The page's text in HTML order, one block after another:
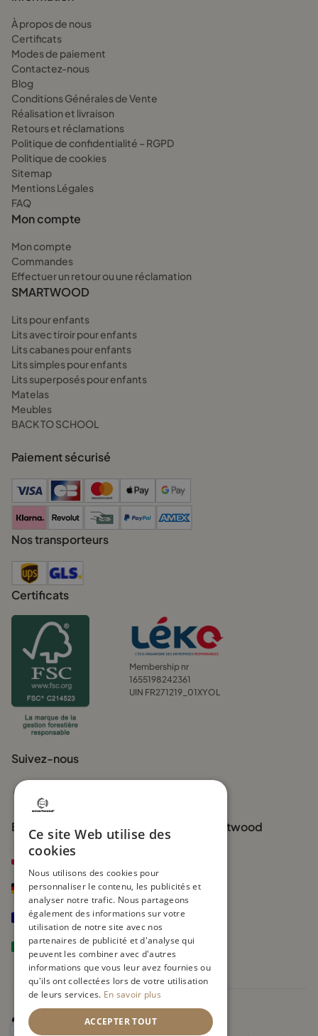
À propos de nous
Certificats
Modes de paiement
Contactez-nous
Blog
Conditions Générales de Vente
Réalisation et livraison
Retours et réclamations
Politique de confidentialité – RGPD
Politique de cookies
Sitemap
Mentions Légales
FAQ
Mon compte
Mon compte
Commandes
Effectuer un retour ou une réclamation
SMARTWOOD
Lits pour enfants
Lits avec tiroir pour enfants
Lits cabanes pour enfants
Lits simples pour enfants
Lits superposés pour enfants
Matelas
Meubles
BACK TO SCHOOL
Paiement sécurisé
Nos transporteurs
Certificats
Membership nr
1655198242361
UIN FR271219_01XYOL
Suivez-nous
Boutiques officielles de la marque Smartwood
smartwood.pl
smartwood.de
smartwoodkids.fr
smartwoodkids.it
Ce site Web utilise des
cookies
Nous utilisons des cookies pour
personnaliser le contenu, les publicités et
analyser notre trafic. Nous partageons
également des informations sur votre
utilisation de notre site avec nos
partenaires de publicité et d'analyse qui
peuvent les combiner avec d'autres
informations que vous leur avez fournies ou
qu'ils ont collectées lors de votre utilisation
de leurs services. En savoir plus
ACCEPTER TOUT